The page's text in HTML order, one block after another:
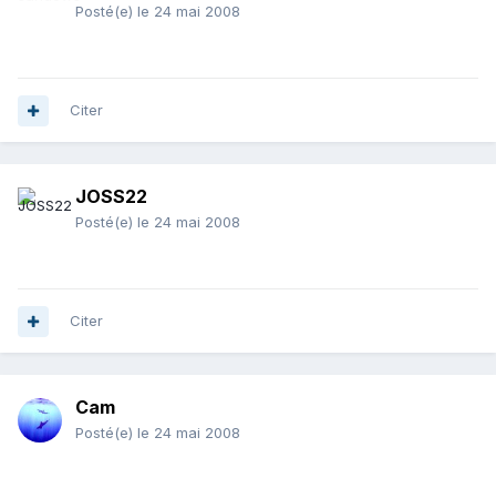
Posté(e) le 24 mai 2008
Citer
JOSS22
Posté(e) le 24 mai 2008
Citer
Cam
Posté(e) le 24 mai 2008